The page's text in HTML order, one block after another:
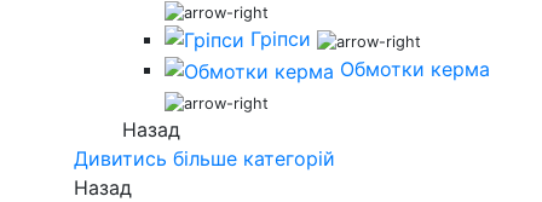
Гріпси
Обмотки керма
Назад
Дивитись більше категорій
Назад